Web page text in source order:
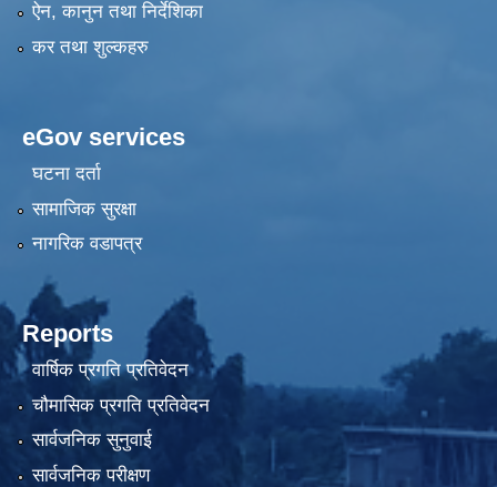
ऐन, कानुन तथा निर्देशिका
कर तथा शुल्कहरु
eGov services
घटना दर्ता
सामाजिक सुरक्षा
नागरिक वडापत्र
Reports
वार्षिक प्रगति प्रतिवेदन
चौमासिक प्रगति प्रतिवेदन
सार्वजनिक सुनुवाई
सार्वजनिक परीक्षण